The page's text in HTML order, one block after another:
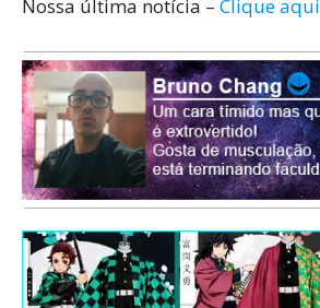
Nossa última notícia – Clique aqui